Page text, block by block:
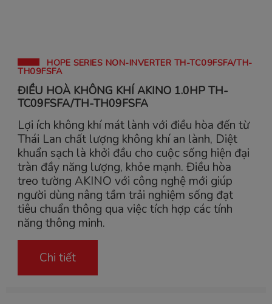
HOPE SERIES NON-INVERTER TH-TC09FSFA/TH-
TH09FSFA
ĐIỀU HOÀ KHÔNG KHÍ AKINO 1.0HP TH-
TC09FSFA/TH-TH09FSFA
Lợi ích không khí mát lành với điều hòa đến từ
Thái Lan chất lượng không khí an lành, Diệt
khuẩn sạch là khởi đầu cho cuộc sống hiện đại
tràn đầy năng lượng, khỏe mạnh. Điều hòa
treo tường AKINO với công nghệ mới giúp
người dùng nâng tầm trải nghiệm sống đạt
tiêu chuẩn thông qua việc tích hợp các tính
năng thông minh.
Chi tiết